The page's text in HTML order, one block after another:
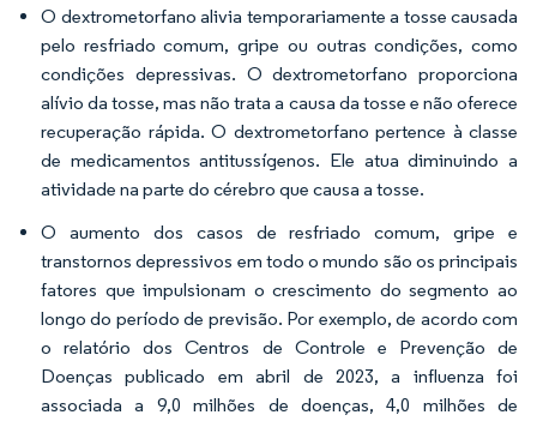
O dextrometorfano alivia temporariamente a tosse causada
pelo resfriado comum, gripe ou outras condições, como
condições depressivas. O dextrometorfano proporciona
alívio da tosse, mas não trata a causa da tosse e não oferece
recuperação rápida. O dextrometorfano pertence à classe
de medicamentos antitussígenos. Ele atua diminuindo a
atividade na parte do cérebro que causa a tosse.
O aumento dos casos de resfriado comum, gripe e
transtornos depressivos em todo o mundo são os principais
fatores que impulsionam o crescimento do segmento ao
longo do período de previsão. Por exemplo, de acordo com
o relatório dos Centros de Controle e Prevenção de
Doenças publicado em abril de 2023, a influenza foi
associada a 9,0 milhões de doenças, 4,0 milhões de